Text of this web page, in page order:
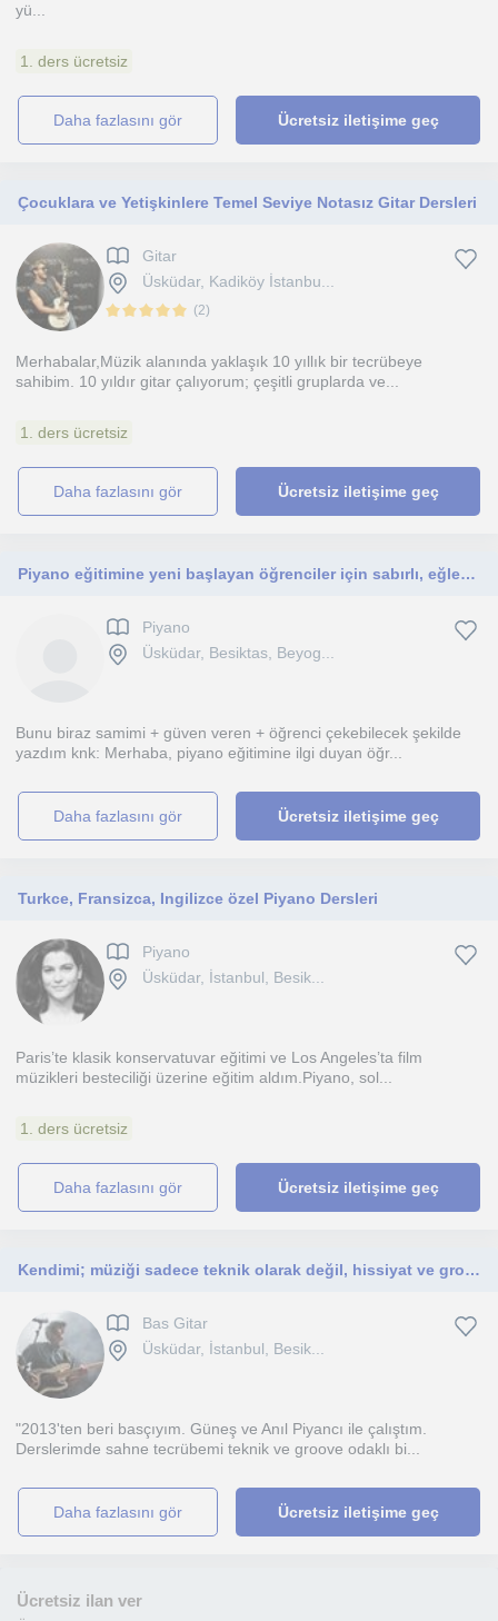
yü...
1. ders ücretsiz
daha fazlasını gör Ücretsiz iletişime geç
Çocuklara ve Yetişkinlere Temel Seviye Notasız Gitar Dersleri
Gitar
Üsküdar, Kadiköy İstanbu...
(2)
Merhabalar,Müzik alanında yaklaşık 10 yıllık bir tecrübeye
sahibim. 10 yıldır gitar çalıyorum; çeşitli gruplarda ve...
1. ders ücretsiz
daha fazlasını gör Ücretsiz iletişime geç
Piyano eğitimine yeni başlayan öğrenciler için sabırlı, eğlenceli ve verimli dersler sunuyorum.
Piyano
Üsküdar, Besiktas, Beyog...
Bunu biraz samimi + güven veren + öğrenci çekebilecek şekilde
yazdım knk: Merhaba, piyano eğitimine ilgi duyan öğr...
daha fazlasını gör Ücretsiz iletişime geç
Turkce, Fransizca, Ingilizce özel Piyano Dersleri
Piyano
Üsküdar, İstanbul, Besik...
Paris’te klasik konservatuvar eğitimi ve Los Angeles’ta film
müzikleri besteciliği üzerine eğitim aldım.Piyano, sol...
1. ders ücretsiz
daha fazlasını gör Ücretsiz iletişime geç
Kendimi; müziği sadece teknik olarak değil, hissiyat ve groove üzerinden anlatan bir bas gitarist ve prodüktör olarak tanımlıyorum
Bas Gitar
Üsküdar, İstanbul, Besik...
"2013'ten beri basçıyım. Güneş ve Anıl Piyancı ile çalıştım.
Derslerimde sahne tecrübemi teknik ve groove odaklı bi...
daha fazlasını gör Ücretsiz iletişime geç
Ücretsiz ilan ver